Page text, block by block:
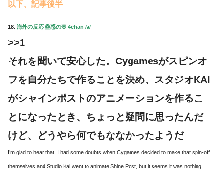
以下、記事後半
18. 海外の反応 蠱惑の壺 4chan /a/
>>1
それを聞いて安心した。Cygamesがスピンオ
フを自分たちで作ることを決め、スタジオKAI
がシャインポストのアニメーションを作るこ
とになったとき、ちょっと疑問に思ったんだ
けど、どうやら何でもななかったようだ
I’m glad to hear that. I had some doubts when Cygames decided to make that spin-off
themselves and Studio Kai went to animate Shine Post, but it seems it was nothing.